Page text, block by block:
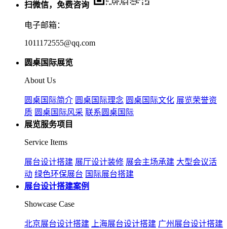
扫微信，免费咨询
电子邮箱：
1011172555@qq.com
圆桌国际展览
About Us
圆桌国际简介 圆桌国际理念 圆桌国际文化 展览荣誉资
质 圆桌国际风采 联系圆桌国际
展览服务项目
Service Items
展台设计搭建 展厅设计装修 展会主场承建 大型会议活
动 绿色环保展台 国际展台搭建
展台设计搭建案例
Showcase Case
北京展台设计搭建 上海展台设计搭建 广州展台设计搭建